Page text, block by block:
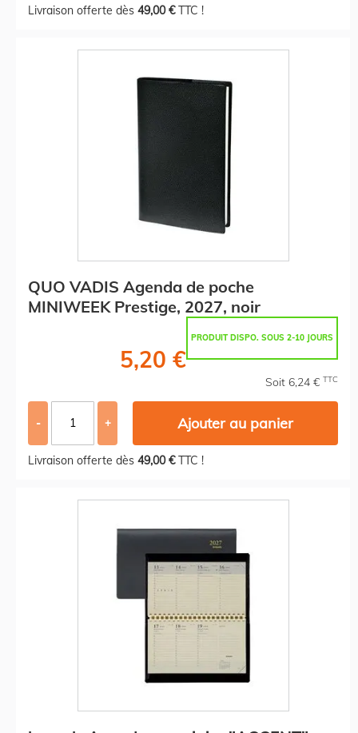
Livraison offerte dès 49,00 €TTC !
QUO VADIS Agenda de poche
MINIWEEK Prestige, 2027, noir
PRODUIT DISPO. SOUS 2-10 JOURS
5,20 €
Soit 6,24 € TTC
- + Ajouter au panier
Livraison offerte dès 49,00 €TTC !